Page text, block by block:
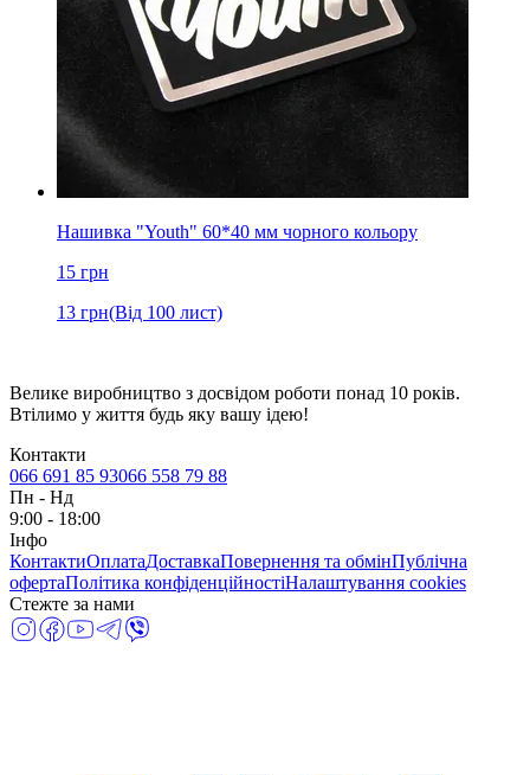
Нашивка "Youth" 60*40 мм чорного кольору
15 грн
13 грн(Від 100 лист)
Велике виробництво з досвідом роботи понад 10 років.
Втілимо у життя будь яку вашу ідею!
Контакти
066 691 85 93066 558 79 88
Пн - Нд
9:00 - 18:00
Інфо
КонтактиОплатаДоставкаПовернення та обмінПублічна
офертаПолітика конфіденційностіНалаштування cookies
Стежте за нами